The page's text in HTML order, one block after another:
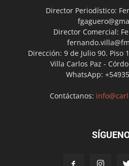
Director Periodístico:
Director Comercial:
Dirección: 9 de Julio 90. Piso
Villa Carlos Paz -
WhatsApp:
Contáctanos: